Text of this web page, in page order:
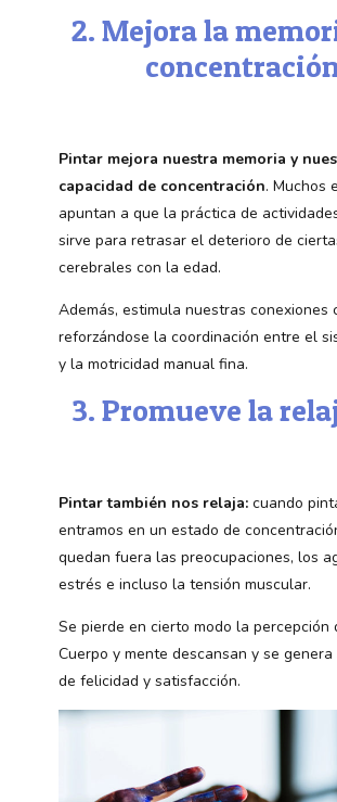
2. Mejora la
Pintar mejora nuestra memoria y
capacidad de concentración. Muchos
apuntan a que la práctica de
sirve para retrasar el deterioro de
cerebrales con la edad.
Además, estimula nuestras conexiones
reforzándose la coordinación entre el
y la motricidad manual fina.
3. Promueve la
Pintar también nos relaja: cuando
entramos en un estado de
quedan fuera las preocupaciones, los
estrés e incluso la tensión muscular.
Se pierde en cierto modo la percepción
Cuerpo y mente descansan y se
de felicidad y satisfacción.